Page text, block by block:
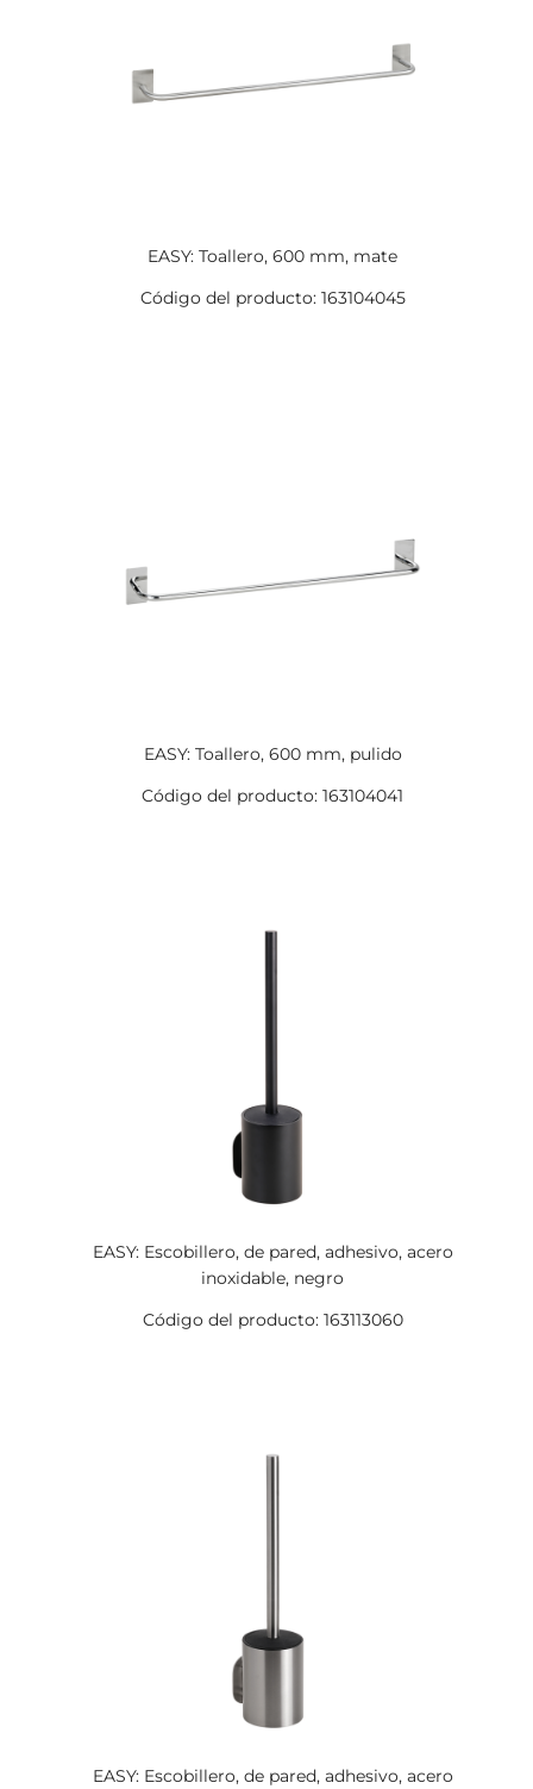
EASY: Toallero, 600 mm, mate
Código del producto: 163104045
EASY: Toallero, 600 mm, pulido
Código del producto: 163104041
EASY: Escobillero, de pared, adhesivo, acero
inoxidable, negro
Código del producto: 163113060
EASY: Escobillero, de pared, adhesivo, acero